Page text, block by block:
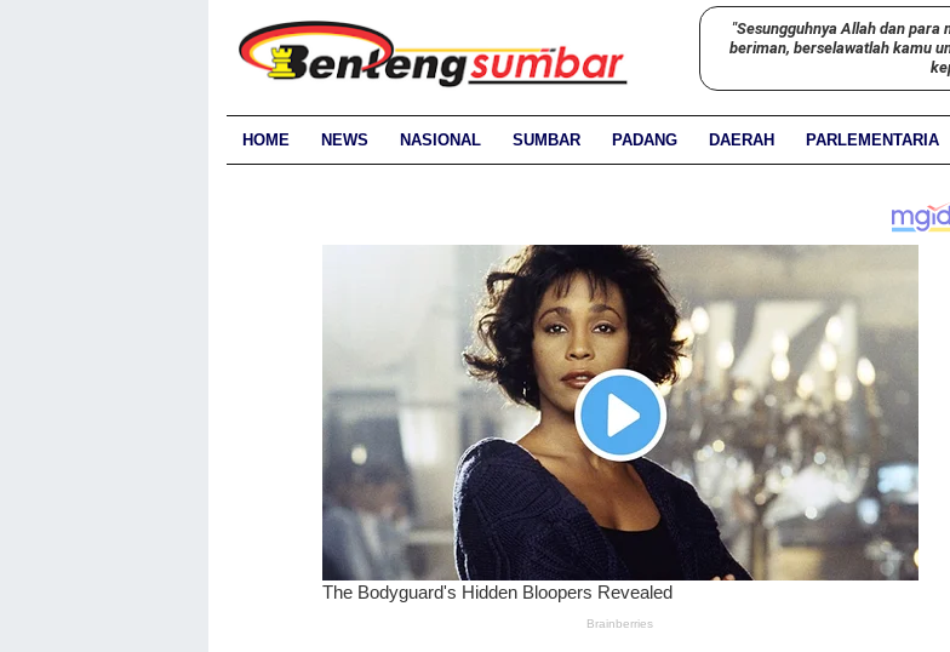
"Sesungguhnya Allah dan
beriman, berselawatlah kamu
HOME NEWS NASIONAL SUMBAR PADANG DAERAH PARLEMENTARIA